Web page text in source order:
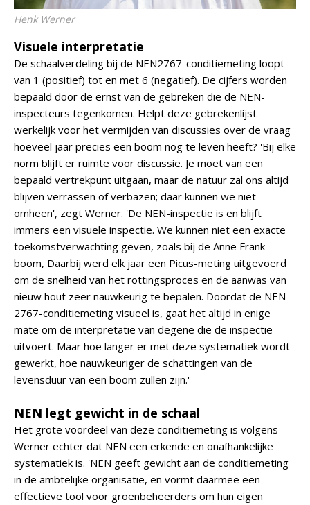
Henk Werner
Visuele interpretatie
De schaalverdeling bij de NEN2767-conditiemeting loopt
van 1 (positief) tot en met 6 (negatief). De cijfers worden
bepaald door de ernst van de gebreken die de NEN-
inspecteurs tegenkomen. Helpt deze gebrekenlijst
werkelijk voor het vermijden van discussies over de vraag
hoeveel jaar precies een boom nog te leven heeft? 'Bij elke
norm blijft er ruimte voor discussie. Je moet van een
bepaald vertrekpunt uitgaan, maar de natuur zal ons altijd
blijven verrassen of verbazen; daar kunnen we niet
omheen', zegt Werner. 'De NEN-inspectie is en blijft
immers een visuele inspectie. We kunnen niet een exacte
toekomstverwachting geven, zoals bij de Anne Frank-
boom, Daarbij werd elk jaar een Picus-meting uitgevoerd
om de snelheid van het rottingsproces en de aanwas van
nieuw hout zeer nauwkeurig te bepalen. Doordat de NEN
2767-conditiemeting visueel is, gaat het altijd in enige
mate om de interpretatie van degene die de inspectie
uitvoert. Maar hoe langer er met deze systematiek wordt
gewerkt, hoe nauwkeuriger de schattingen van de
levensduur van een boom zullen zijn.'
NEN legt gewicht in de schaal
Het grote voordeel van deze conditiemeting is volgens
Werner echter dat NEN een erkende en onafhankelijke
systematiek is. 'NEN geeft gewicht aan de conditiemeting
in de ambtelijke organisatie, en vormt daarmee een
effectieve tool voor groenbeheerders om hun eigen